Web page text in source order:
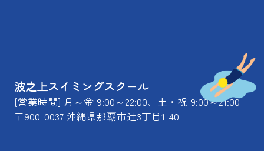
波之上スイミングスクール
[営業時間] 月～金 9:00～22:00、土・祝 9:00～21:00
〒900-0037 沖縄県那覇市辻3丁目1-40